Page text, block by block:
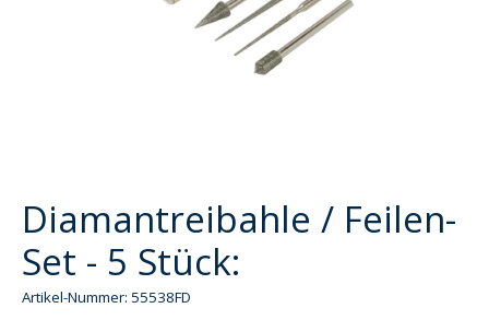
Diamantreibahle / Feilen-
Set - 5 Stück:
Artikel-Nummer: 55538FD